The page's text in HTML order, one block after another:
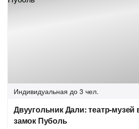
Индивидуальная до 3 чел.
Двуугольник Дали: театр-музей
замок Пуболь